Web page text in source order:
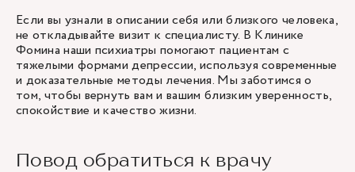
Если вы узнали в описании себя или близкого человека,
не откладывайте визит к специалисту. В Клинике
Фомина наши психиатры помогают пациентам с
тяжелыми формами депрессии, используя современные
и доказательные методы лечения. Мы заботимся о
том, чтобы вернуть вам и вашим близким уверенность,
спокойствие и качество жизни.
Повод обратиться к врачу